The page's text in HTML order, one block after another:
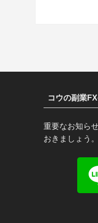
コウの副業
重要なお知ら
おきましょう。